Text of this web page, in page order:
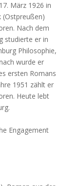
März 1926 in
(Ostpreußen)
Nach dem
studierte er in
Philosophie,
wurde er
ersten Romans
1951 zählt er
Heute lebt
Engagement